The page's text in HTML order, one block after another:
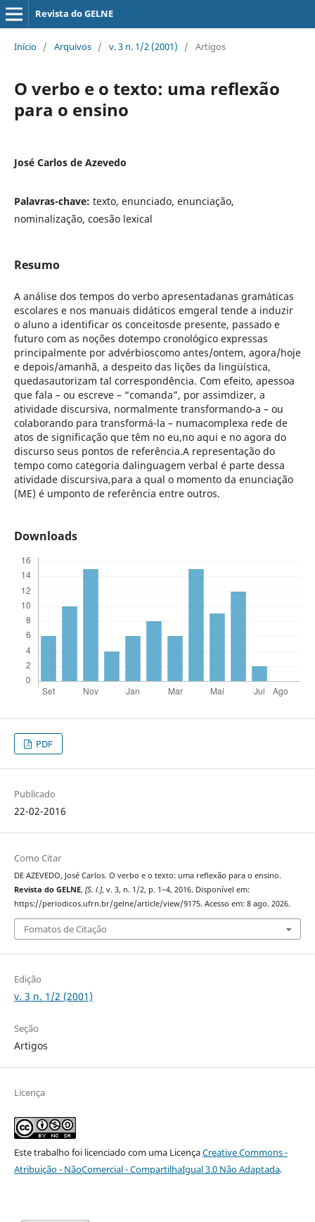
Revista do GELNE
Início / Arquivos / v. 3 n. 1/2 (2001) / Artigos
O verbo e o texto: uma reflexão
para o ensino
José Carlos de Azevedo
Palavras-chave: texto, enunciado, enunciação,
nominalização, coesão lexical
Resumo
A análise dos tempos do verbo apresentadanas gramáticas
escolares e nos manuais didáticos emgeral tende a induzir
o aluno a identificar os conceitosde presente, passado e
futuro com as noções dotempo cronológico expressas
principalmente por advérbioscomo antes/ontem, agora/hoje
e depois/amanhã, a despeito das lições da lingüística,
quedasautorizam tal correspondência. Com efeito, apessoa
que fala – ou escreve – “comanda”, por assimdizer, a
atividade discursiva, normalmente transformando-a – ou
colaborando para transformá-la – numacomplexa rede de
atos de significação que têm no eu,no aqui e no agora do
discurso seus pontos de referência.A representação do
tempo como categoria dalinguagem verbal é parte dessa
atividade discursiva,para a qual o momento da enunciação
(ME) é umponto de referência entre outros.
Downloads
PDF
Publicado
22-02-2016
Como Citar
DE AZEVEDO, José Carlos. O verbo e o texto: uma reflexão para o ensino.
Revista do GELNE, [S. l.], v. 3, n. 1/2, p. 1–4, 2016. Disponível em:
https://periodicos.ufrn.br/gelne/article/view/9175. Acesso em: 8 ago. 2026.
Fomatos de Citação
Edição
v. 3 n. 1/2 (2001)
Seção
Artigos
Licença
Este trabalho foi licenciado com uma LicençaCreative Commons -
Atribuição - NãoComercial - CompartilhaIgual 3.0 Não Adaptada.